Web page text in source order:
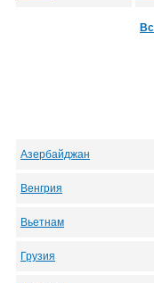
Азербайджан
Венгрия
Вьетнам
Грузия